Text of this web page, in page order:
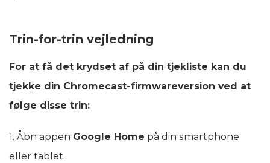
Trin-for-trin vejledning
For at få det krydset af på din tjekliste kan du
tjekke din Chromecast-firmwareversion ved at
følge disse trin:
1. Åbn appen Google Home på din smartphone
eller tablet.